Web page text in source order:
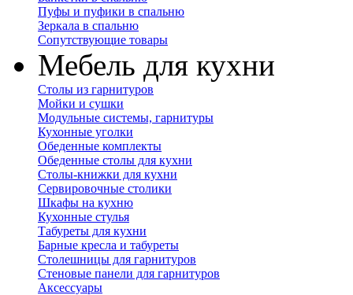
Пуфы и пуфики в спальню
Зеркала в спальню
Сопутствующие товары
Мебель для кухни
Столы из гарнитуров
Мойки и сушки
Модульные системы, гарнитуры
Кухонные уголки
Обеденные комплекты
Обеденные столы для кухни
Столы-книжки для кухни
Сервировочные столики
Шкафы на кухню
Кухонные стулья
Табуреты для кухни
Барные кресла и табуреты
Столешницы для гарнитуров
Стеновые панели для гарнитуров
Аксессуары